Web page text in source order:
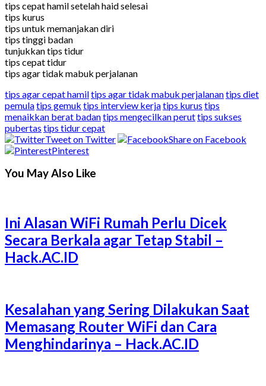
tips cepat hamil setelah haid selesai
tips kurus
tips untuk memanjakan diri
tips tinggi badan
tunjukkan tips tidur
tips cepat tidur
tips agar tidak mabuk perjalanan
tips agar cepat hamiltips agar tidak mabuk perjalanantips diet
pemulatips gemuk tips interview kerjatips kurus tips
menaikkan berat badantips mengecilkan peruttips sukses
pubertas tips tidur cepat
Tweet on Twitter
Share on Facebook
Pinterest
You May Also Like
Ini Alasan WiFi Rumah Perlu Dicek
Secara Berkala agar Tetap Stabil –
Hack.AC.ID
Kesalahan yang Sering Dilakukan Saat
Memasang Router WiFi dan Cara
Menghindarinya – Hack.AC.ID